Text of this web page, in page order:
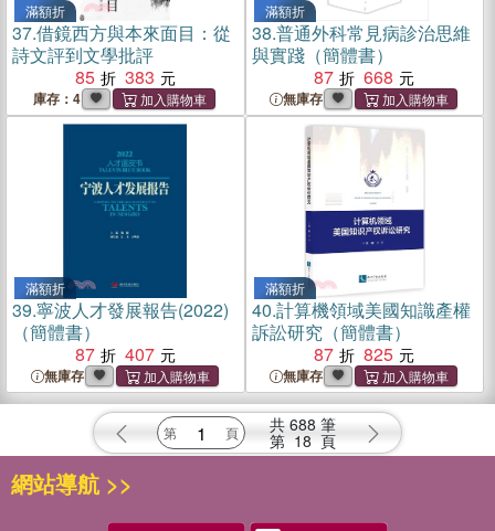
滿額折
37.借鏡西方與本來面目：從
詩文評到文學批評
85
383
庫存：4
滿額折
38.普通外科常見病診治思維
與實踐（簡體書）
87
668
無庫存
滿額折
39.寧波人才發展報告(2022)
（簡體書）
87
407
無庫存
滿額折
40.計算機領域美國知識產權
訴訟研究（簡體書）
87
825
無庫存
共 688 筆
第 18 頁
網站導航 >>